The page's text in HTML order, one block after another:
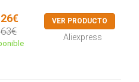
VER PRODUCTO
Aliexpress